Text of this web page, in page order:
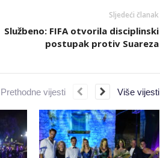
Sljedeći članak
Službeno: FIFA otvorila disciplinski
postupak protiv Suareza
Prethodne vijesti Više vijesti